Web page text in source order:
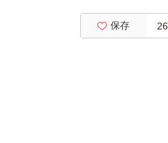
保存 26